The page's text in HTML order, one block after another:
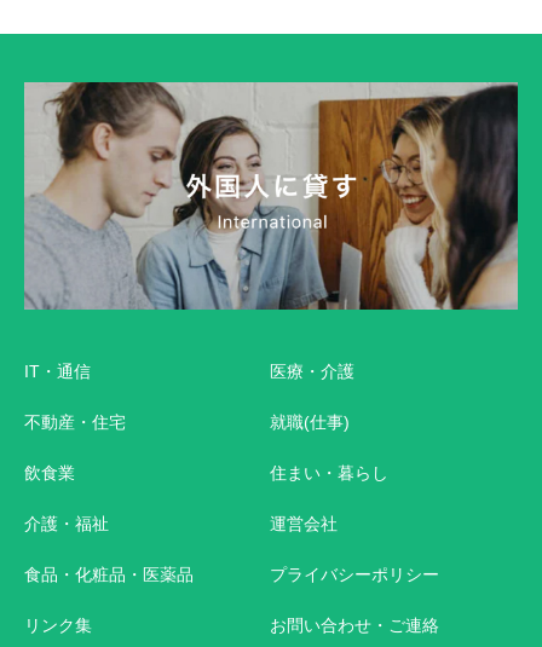
IT・通信
不動産・住宅
飲食業
介護・福祉
食品・化粧品・医薬品
リンク集
医療・介護
就職(仕事)
住まい・暮らし
運営会社
プライバシーポリシー
お問い合わせ・ご連絡